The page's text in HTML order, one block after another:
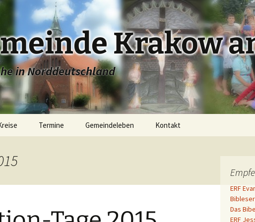
Krakow
in Norddeutschland
Dorfkirche Alt Sammit
Termine Gemeindeleben Kontakt
ERF
Das
ERF